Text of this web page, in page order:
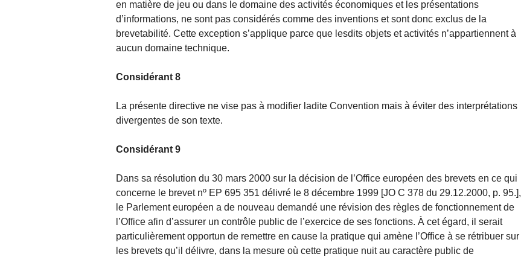
en matière de jeu ou dans le domaine des activités économiques et les présentations
d’informations, ne sont pas considérés comme des inventions et sont donc exclus de la
brevetabilité. Cette exception s’applique parce que lesdits objets et activités n’appartiennent à
aucun domaine technique.
Considérant 8
La présente directive ne vise pas à modifier ladite Convention mais à éviter des interprétations
divergentes de son texte.
Considérant 9
Dans sa résolution du 30 mars 2000 sur la décision de l’Office européen des brevets en ce qui
concerne le brevet nº EP 695 351 délivré le 8 décembre 1999 [JO C 378 du 29.12.2000, p. 95.],
le Parlement européen a de nouveau demandé une révision des règles de fonctionnement de
l’Office afin d’assurer un contrôle public de l’exercice de ses fonctions. À cet égard, il serait
particulièrement opportun de remettre en cause la pratique qui amène l’Office à se rétribuer sur
les brevets qu’il délivre, dans la mesure où cette pratique nuit au caractère public de